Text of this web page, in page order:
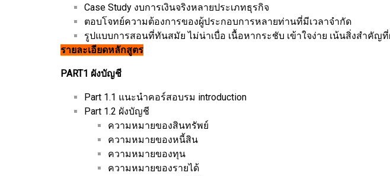
Case Study งบการเงินจริงหลายประเภทธุรกิจ
ตอบโจทย์ความต้องการของผู้ประกอบการหลายท่านที่มีเวลาจำกัด
รูปแบบการสอนที่ทันสมัย ไม่น่าเบื่อ เนื้อหากระชับ เข้าใจง่าย เน้นสิ่งสำคัญ
รายละเอียดหลักสูตร
PART1 ผังบัญชี
Part 1.1 แนะนำคอร์สอบรม introduction
Part 1.2 ผังบัญชี
ความหมายของสินทรัพย์
ความหมายของหนี้สิน
ความหมายของทุน
ความหมายของรายได้